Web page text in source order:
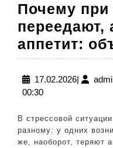
Почему при
переедают,
аппетит:
17.02.2026|
00:30
В стрессовой
разному: у одних
же, наоборот, теряют